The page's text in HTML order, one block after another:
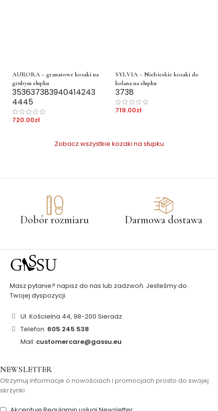
AURORA – granatowe kozaki na
grubym słupku
353637383940414243
4445
720.00zł
SYLVIA – Niebieskie kozaki do
kolana na słupku
3738
719.00zł
Zobacz wszystkie kozaki na słupku
Dobór rozmiaru Darmowa dostawa
Masz pytanie? napisz do nas lub zadzwoń. Jesteśmy do
Twojej dyspozycji.
Ul. Kościelna 44, 98-200 Sieradz
Telefon: 605 245 538
Mail: customercare@gassu.eu
NEWSLETTER
Otrzymuj informacje o nowościach i promocjach prosto do swojej
skrzynki